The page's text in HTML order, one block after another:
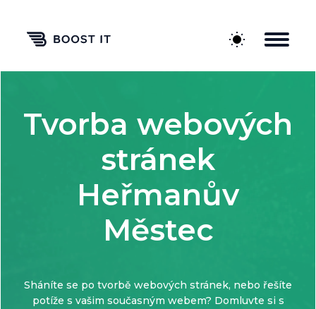
Tvorba webových
stránek
Heřmanův
Městec
Sháníte se po tvorbě webových stránek, nebo řešíte
potíže s vašim současným webem? Domluvte si s